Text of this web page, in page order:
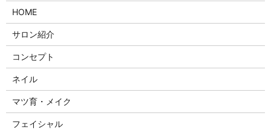
HOME
サロン紹介
コンセプト
ネイル
マツ育・メイク
フェイシャル